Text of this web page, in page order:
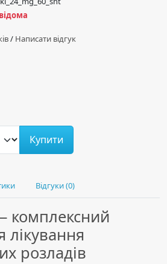
/ Написати відгук
Купити
Відгуки (0)
комплексний
лікування
розладів